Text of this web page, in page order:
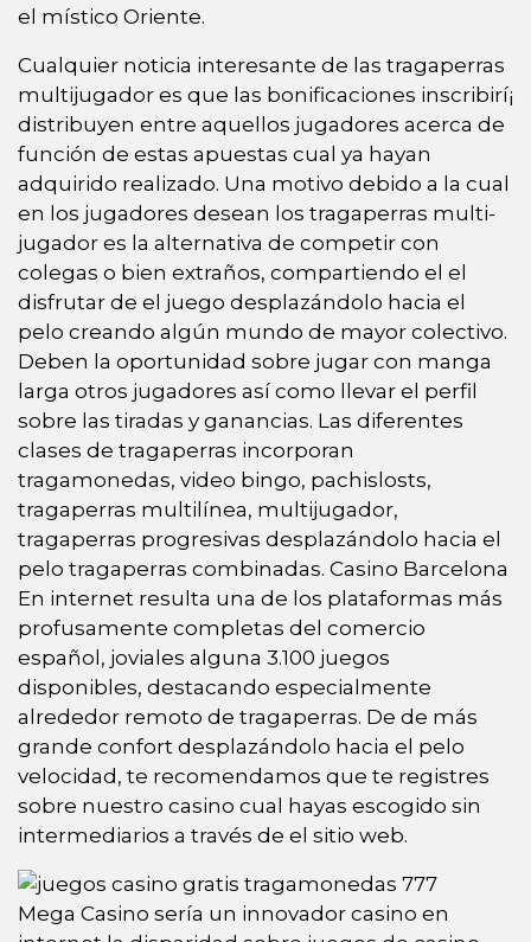
el místico Oriente.
Cualquier noticia interesante de las tragaperras
multijugador es que las bonificaciones inscribirí¡
distribuyen entre aquellos jugadores acerca de
función de estas apuestas cual ya hayan
adquirido realizado. Una motivo debido a la cual
en los jugadores desean los tragaperras multi-
jugador es la alternativa de competir con
colegas o bien extraños, compartiendo el el
disfrutar de el juego desplazándolo hacia el
pelo creando algún mundo de mayor colectivo.
Deben la oportunidad sobre jugar con manga
larga otros jugadores así­ como llevar el perfil
sobre las tiradas y ganancias. Las diferentes
clases de tragaperras incorporan
tragamonedas, video bingo, pachislosts,
tragaperras multilínea, multijugador,
tragaperras progresivas desplazándolo hacia el
pelo tragaperras combinadas. Casino Barcelona
En internet resulta una de los plataformas más
profusamente completas del comercio
español, joviales alguna 3.100 juegos
disponibles, destacando especialmente
alrededor remoto de tragaperras. De de más
grande confort desplazándolo hacia el pelo
velocidad, te recomendamos que te registres
sobre nuestro casino cual hayas escogido sin
intermediarios a través de el sitio web.
Mega Casino serí­a un innovador casino en